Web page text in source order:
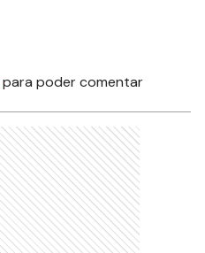
para poder comentar